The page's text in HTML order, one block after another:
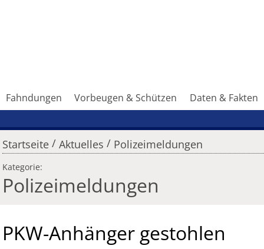
Fahndungen Vorbeugen & Schützen Daten & Fakten
Startseite / Aktuelles / Polizeimeldungen
Kategorie:
Polizeimeldungen
PKW-Anhänger gestohlen